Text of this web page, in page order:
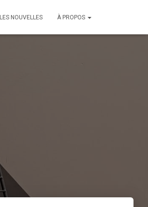
LES NOUVELLES À PROPOS